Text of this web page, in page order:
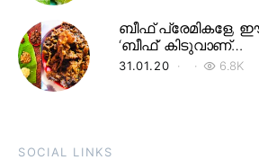
ബീഫ് പ്രേമികളേ,
‘ബീഫ്’ കിടുവാണ്…
31.01.20 6.8K
SOCIAL LINKS